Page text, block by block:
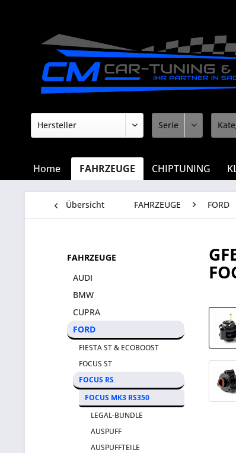
Home FAHRZEUGE CHIPTUNING
Übersicht FAHRZEUGE FORD
FAHRZEUGE
AUDI
BMW
CUPRA
FORD
FIESTA ST & ECOBOOST
FOCUS ST
FOCUS RS
FOCUS MK3 RS350
LEGAL-BUNDLE
AUSPUFF
AUSPUFFTEILE